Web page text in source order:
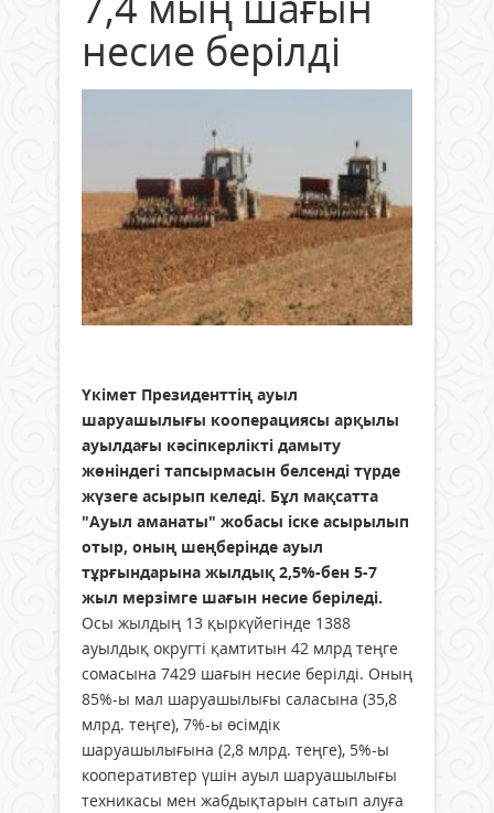
несие берілді
Үкімет Президенттің ауыл
шаруашылығы кооперациясы арқылы
ауылдағы кәсіпкерлікті дамыту
жөніндегі тапсырмасын белсенді түрде
жүзеге асырып келеді. Бұл мақсатта
"Ауыл аманаты" жобасы іске асырылып
отыр, оның шеңберінде ауыл
тұрғындарына жылдық 2,5%-бен 5-7
жыл мерзімге шағын несие беріледі.
Осы жылдың 13 қыркүйегінде 1388
ауылдық округті қамтитын 42 млрд теңге
сомасына 7429 шағын несие берілді. Оның
85%-ы мал шаруашылығы саласына (35,8
млрд. теңге), 7%-ы өсімдік
шаруашылығына (2,8 млрд. теңге), 5%-ы
кооперативтер үшін ауыл шаруашылығы
техникасы мен жабдықтарын сатып алуға